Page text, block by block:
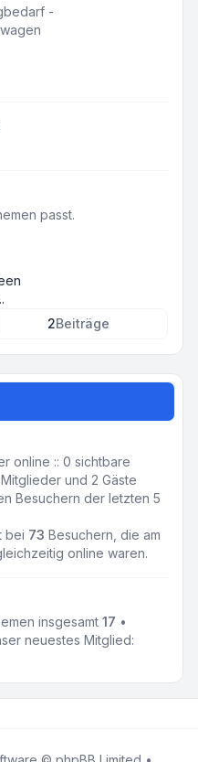
-
passt.
2Beiträge
online :: 0 sichtbare
und 2 Gäste
Besuchern der letzten 5
bei 73 Besuchern, die am
online waren.
insgesamt 17 •
neuestes Mitglied: